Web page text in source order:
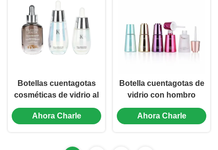
Botellas cuentagotas
cosméticas de vidrio al
por mayor de 30 ml y 50
ml, botellas pequeñas
Ahora Charle
Botella cuentagotas de
vidrio con hombro
inclinado de 30 ml para
envasado de
Ahora Charle